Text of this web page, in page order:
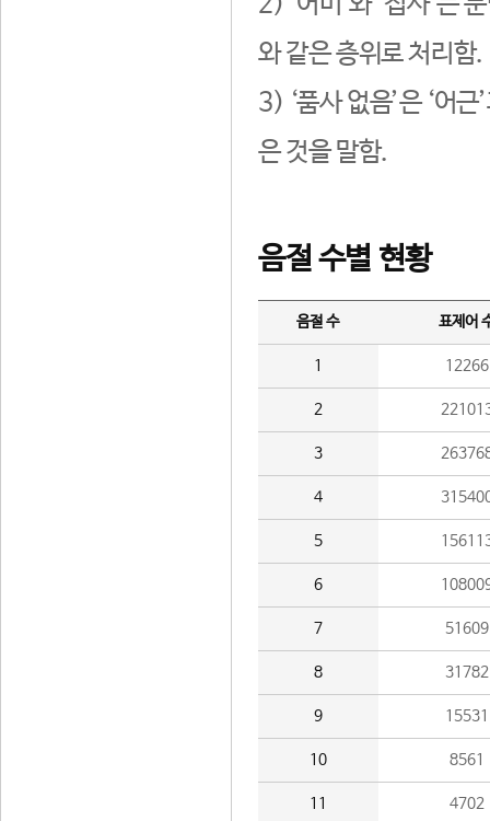
와 같은 층위로 처리함.
3) ‘품사 없음’은 ‘어
은 것을 말함.
음절 수별 현황
음절 수 표제어
1 12266
2
3
4
5
6
7 51609
8 31782
9 15531
10 8561
11 4702